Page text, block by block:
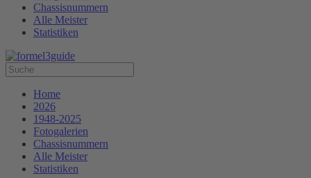
Chassisnummern
Alle Meister
Statistiken
Home
2026
1948-2025
Fotogalerien
Chassisnummern
Alle Meister
Statistiken